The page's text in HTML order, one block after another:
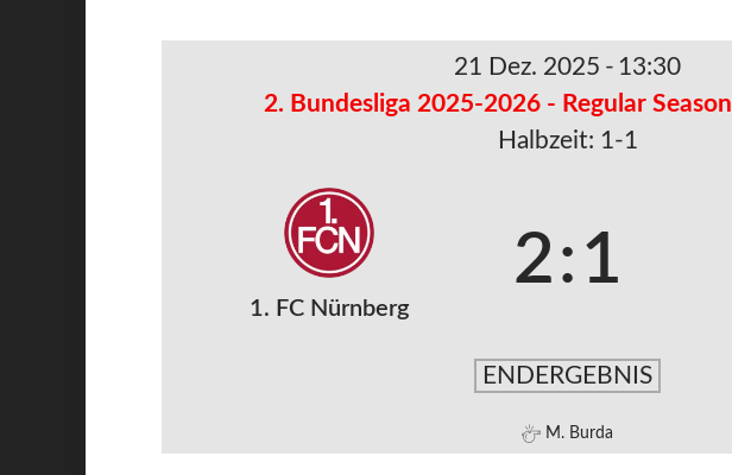
21 Dez. 2025 - 13:30
2. Bundesliga 2025-2026 - Regular Season
Halbzeit: 1-1
1. FC Nürnberg
2:1
ENDERGEBNIS
M. Burda